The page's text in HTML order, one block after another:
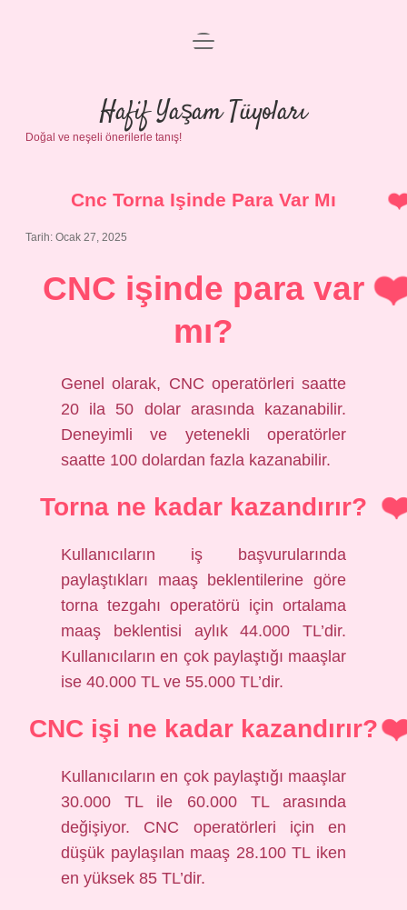
Anasayfa
Gizlilik Politikası
Yasal Uyarı
menüyü
Hafif Yaşam Tüyoları
Doğal ve neşeli önerilerle tanış!
Cnc Torna Işinde Para Var Mı
Tarih: Ocak 27, 2025
CNC işinde para var
mı?
Genel olarak, CNC operatörleri saatte
20 ila 50 dolar arasında kazanabilir.
Deneyimli ve yetenekli operatörler
saatte 100 dolardan fazla kazanabilir.
Torna ne kadar kazandırır?
Kullanıcıların iş başvurularında
paylaştıkları maaş beklentilerine göre
torna tezgahı operatörü için ortalama
maaş beklentisi aylık 44.000 TL’dir.
Kullanıcıların en çok paylaştığı maaşlar
ise 40.000 TL ve 55.000 TL’dir.
CNC işi ne kadar kazandırır?
Kullanıcıların en çok paylaştığı maaşlar
30.000 TL ile 60.000 TL arasında
değişiyor. CNC operatörleri için en
düşük paylaşılan maaş 28.100 TL iken
en yüksek 85 TL’dir.